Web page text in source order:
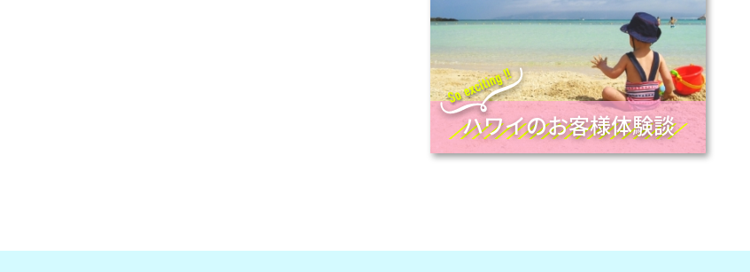
ハワイのお客様体験談